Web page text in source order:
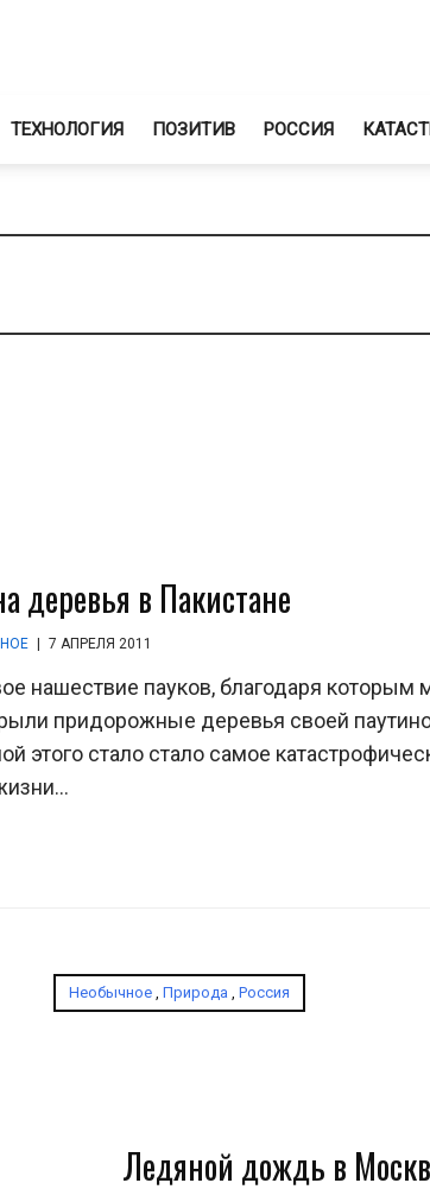
ТЕХНОЛОГИЯ ПОЗИТИВ РОССИЯ
деревья в Пакистане
7 АПРЕЛЯ 2011
нашествие пауков, благодаря которым
придорожные деревья своей
этого стало стало самое
Необычное ,Природа ,Россия
Ледяной дождь в